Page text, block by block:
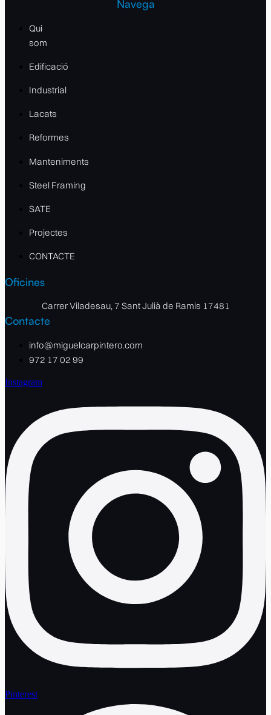
Navega
Qui
som
Edificació
Industrial
Lacats
Reformes
Manteniments
Steel Framing
SATE
Projectes
CONTACTE
Oficines
Carrer Viladesau, 7 Sant Julià de Ramis 17481
Contacte
info@miguelcarpintero.com
972 17 02 99
Instagram
Pinterest